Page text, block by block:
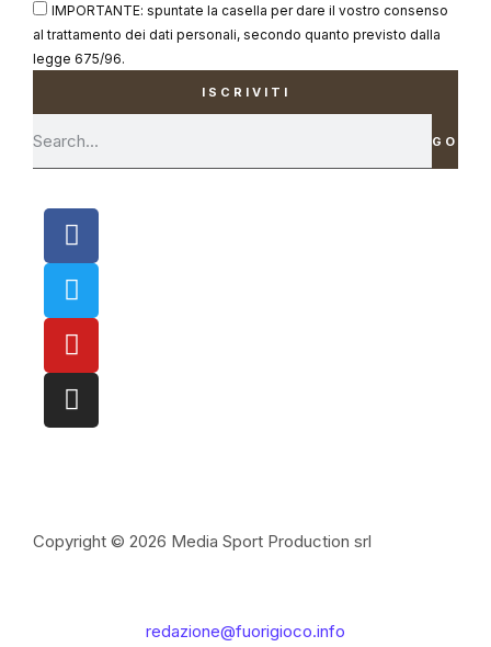
IMPORTANTE: spuntate la casella per dare il vostro consenso
al trattamento dei dati personali, secondo quanto previsto dalla
legge 675/96.
ISCRIVITI
GO
Copyright © 2026 Media Sport Production srl
redazione@fuorigioco.info